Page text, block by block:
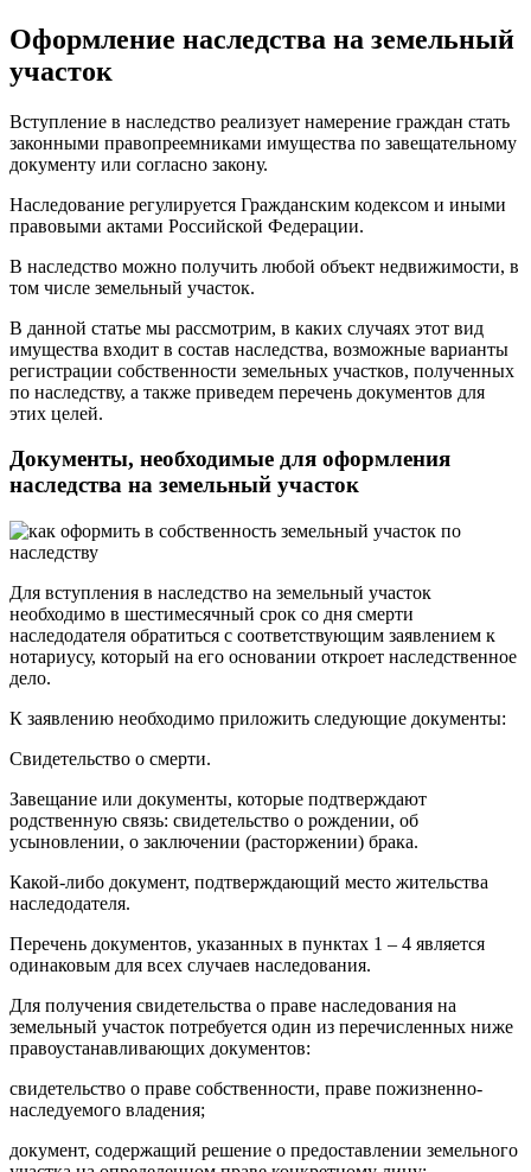
Оформление наследства на земельный
участок
Вступление в наследство реализует намерение граждан стать
законными правопреемниками имущества по завещательному
документу или согласно закону.
Наследование регулируется Гражданским кодексом и иными
правовыми актами Российской Федерации.
В наследство можно получить любой объект недвижимости, в
том числе земельный участок.
В данной статье мы рассмотрим, в каких случаях этот вид
имущества входит в состав наследства, возможные варианты
регистрации собственности земельных участков, полученных
по наследству, а также приведем перечень документов для
этих целей.
Документы, необходимые для оформления
наследства на земельный участок
Для вступления в наследство на земельный участок
необходимо в шестимесячный срок со дня смерти
наследодателя обратиться с соответствующим заявлением к
нотариусу, который на его основании откроет наследственное
дело.
К заявлению необходимо приложить следующие документы:
Свидетельство о смерти.
Завещание или документы, которые подтверждают
родственную связь: свидетельство о рождении, об
усыновлении, о заключении (расторжении) брака.
Какой-либо документ, подтверждающий место жительства
наследодателя.
Перечень документов, указанных в пунктах 1 – 4 является
одинаковым для всех случаев наследования.
Для получения свидетельства о праве наследования на
земельный участок потребуется один из перечисленных ниже
правоустанавливающих документов:
свидетельство о праве собственности, праве пожизненно-
наследуемого владения;
документ, содержащий решение о предоставлении земельного